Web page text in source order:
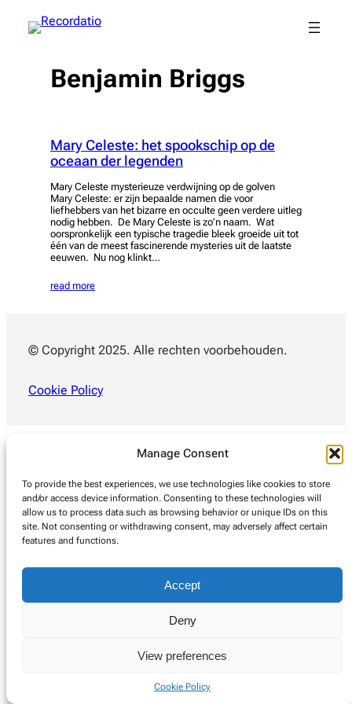
Manage Consent
To provide the best experiences, we use technologies like cookies to store
and/or access device information. Consenting to these technologies will
allow us to process data such as browsing behavior or unique IDs on this
site. Not consenting or withdrawing consent, may adversely affect certain
features and functions.
Accept
Deny
View preferences
Cookie Policy
naar
Benjamin Briggs
Mary Celeste: het spookschip op de
oceaan der legenden
Mary Celeste mysterieuze verdwijning op de golven
Mary Celeste: er zijn bepaalde namen die voor
liefhebbers van het bizarre en occulte geen verdere uitleg
nodig hebben. De Mary Celeste is zo’n naam. Wat
oorspronkelijk een typische tragedie bleek groeide uit tot
één van de meest fascinerende mysteries uit de laatste
eeuwen. Nu nog klinkt…
read more
© Copyright 2025. Alle rechten voorbehouden.
Cookie Policy